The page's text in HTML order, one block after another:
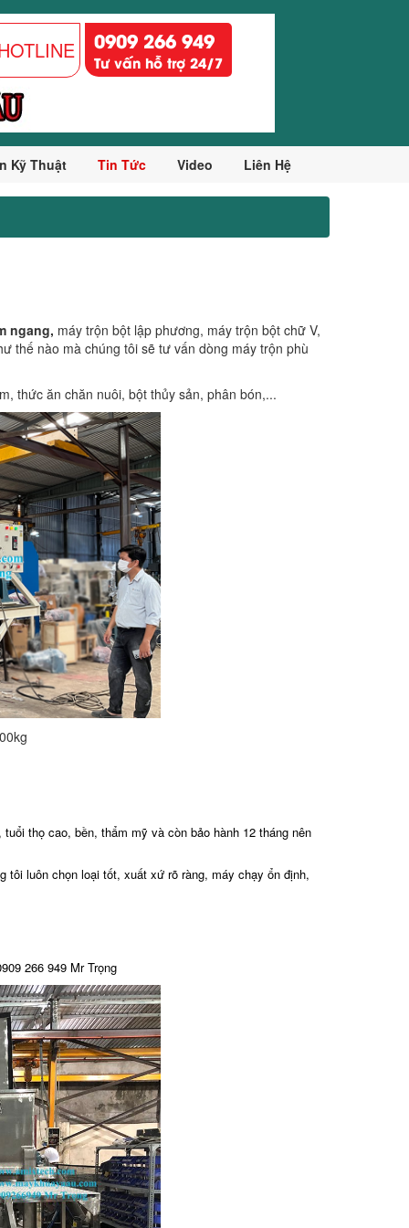
0909 266 949
Tư vấn hỗ trợ 24/7
Kỹ Thuật Tin Tức Video Liên Hệ
ngang, máy trộn bột lập phương, máy trộn bột chữ V,
thế nào mà chúng tôi sẽ tư vấn dòng máy trộn phù
thức ăn chăn nuôi, bột thủy sản, phân bón,...
thọ cao, bền, thẩm mỹ và còn bảo hành 12 tháng nên
luôn chọn loại tốt, xuất xứ rõ ràng, máy chạy ổn định,
266 949 Mr Trọng